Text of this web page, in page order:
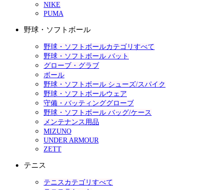
NIKE
PUMA
野球・ソフトボール
野球・ソフトボールカテゴリすべて
野球・ソフトボール バット
グローブ・グラブ
ボール
野球・ソフトボール シューズ/スパイク
野球・ソフトボールウェア
守備・バッティンググローブ
野球・ソフトボール バッグ/ケース
メンテナンス用品
MIZUNO
UNDER ARMOUR
ZETT
テニス
テニスカテゴリすべて